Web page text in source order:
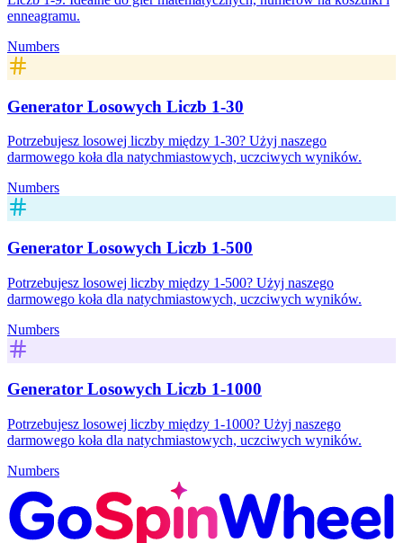
enneagramu.
Numbers
Generator Losowych Liczb 1-30
Potrzebujesz losowej liczby między 1-30? Użyj naszego
darmowego koła dla natychmiastowych, uczciwych wyników.
Numbers
Generator Losowych Liczb 1-500
Potrzebujesz losowej liczby między 1-500? Użyj naszego
darmowego koła dla natychmiastowych, uczciwych wyników.
Numbers
Generator Losowych Liczb 1-1000
Potrzebujesz losowej liczby między 1-1000? Użyj naszego
darmowego koła dla natychmiastowych, uczciwych wyników.
Numbers